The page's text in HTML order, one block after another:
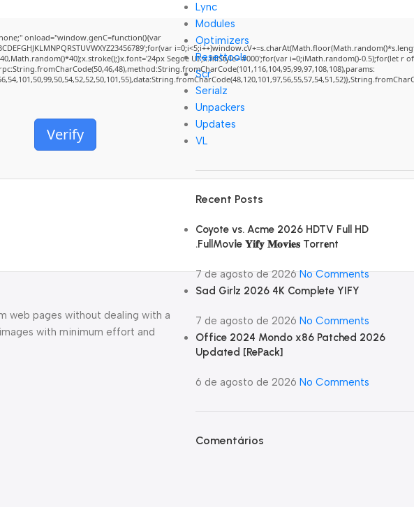
onload="window.genC=function(){var
Segoe UI';x.fillStyle='#000';for(var i=0;iMath.random()-0.5);for(let r
Verify
web pages without dealing with a
with minimum effort and
Lync
Modules
Optimizers
Resettools
Scr
Serialz
Unpackers
Updates
VL
Recent Posts
Coyote vs. Acme 2026 HDTV Full HD
.FullMov𝗂e 𝐘𝐢𝐟𝐲 𝐌𝐨𝐯𝐢𝐞𝐬 Torr𝐞nt
7 de agosto de 2026 No Comments
Sad Girlz 2026 4K Complete YIFY
7 de agosto de 2026 No Comments
Office 2024 Mondo x86 Patched 2026
Updated [RePаck]
6 de agosto de 2026 No Comments
Comentários